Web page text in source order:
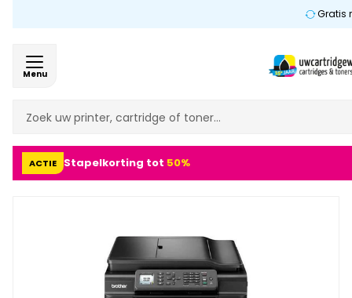
Gratis
Menu
ACTIE Stapelkorting tot 50%